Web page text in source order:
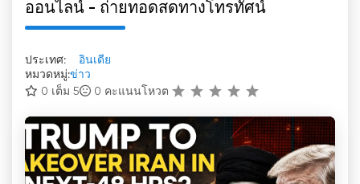
ออนไลน์ - ถ่ายทอดสดทางโทรทัศน์
ประเทศ:
อินเดีย
หมวดหมู่:ข่าว
0 เต็ม 5
0 คะแนนโหวต